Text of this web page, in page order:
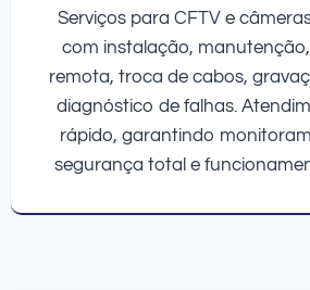
Serviços para CFTV e
com instalação,
remota, troca de cabos,
diagnóstico de falhas.
rápido, garantindo
segurança total e